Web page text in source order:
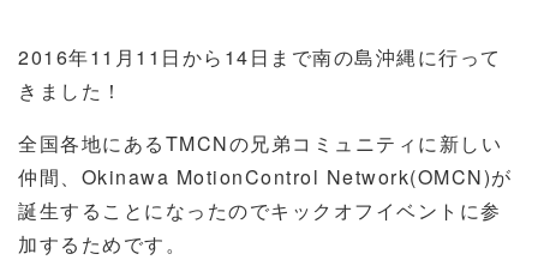
2016年11月11日から14日まで南の島沖縄に行って
きました！
全国各地にあるTMCNの兄弟コミュニティに新しい
仲間、Okinawa MotionControl Network(OMCN)が
誕生することになったのでキックオフイベントに参
加するためです。